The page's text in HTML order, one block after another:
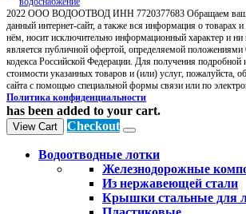
2022 ООО ВОДООТВОД ИНН 7720377683 Обращаем ваше
данный интернет-сайт, а также вся информация о товарах и
нём, носит исключительно информационный характер и ни
является публичной офертой, определяемой положениями
кодекса Российской Федерации. Для получения
стоимости указанных товаров и (или) услуг, пожалуйста,
сайта с помощью специальной формы связи или по
Политика конфиденциальности
has been added to your cart.
View Cart Checkout
Водоотводные лотки
Железнодорожные
Из нержавеющей стали
Крышки стальные для